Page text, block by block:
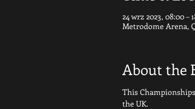
24 wrz 2023, 08:00 –
Metrodome Arena,
About the
This
the UK.